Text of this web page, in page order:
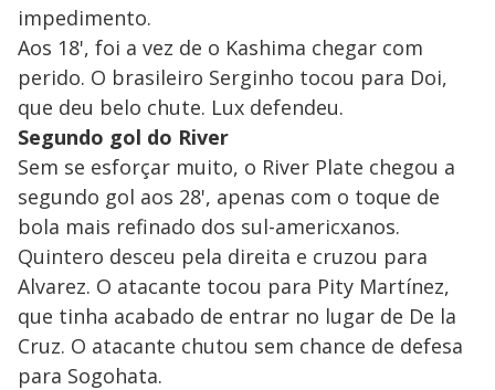
impedimento.
Aos 18', foi a vez de o Kashima chegar com
perido. O brasileiro Serginho tocou para Doi,
que deu belo chute. Lux defendeu.
Segundo gol do River
Sem se esforçar muito, o River Plate chegou a
segundo gol aos 28', apenas com o toque de
bola mais refinado dos sul-americxanos.
Quintero desceu pela direita e cruzou para
Alvarez. O atacante tocou para Pity Martínez,
que tinha acabado de entrar no lugar de De la
Cruz. O atacante chutou sem chance de defesa
para Sogohata.